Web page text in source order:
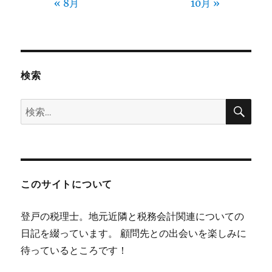
« 8月 10月 »
検索
検
索:
検
このサイトについて
登戸の税理士。地元近隣と税務会計関連についての
日記を綴っています。 顧問先との出会いを楽しみに
待っているところです！